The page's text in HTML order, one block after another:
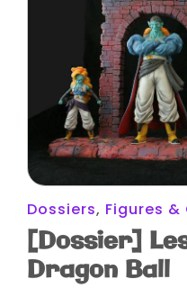
Dossiers, Figures &
[Dossier]
Dragon Ball